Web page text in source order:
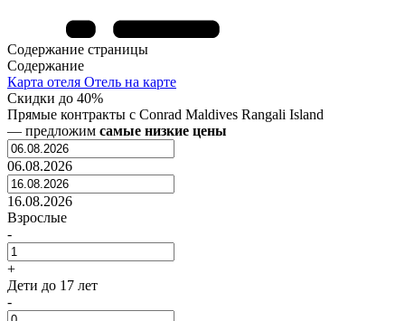
Содержание страницы
Содержание
Карта отеля Отель на карте
Скидки до 40%
Прямые контракты с Conrad Maldives Rangali Island
— предложим самые низкие цены
06.08.2026
16.08.2026
Взрослые
-
+
Дети до 17 лет
-